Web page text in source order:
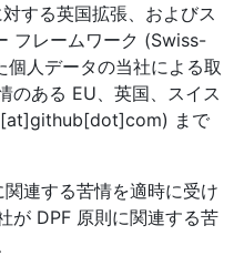
する英国拡張、およびス
フレームワーク (Swiss-
個人データの当社による取
のある EU、英国、スイス
まで
連する苦情を適時に受け
が DPF 原則に関連する苦